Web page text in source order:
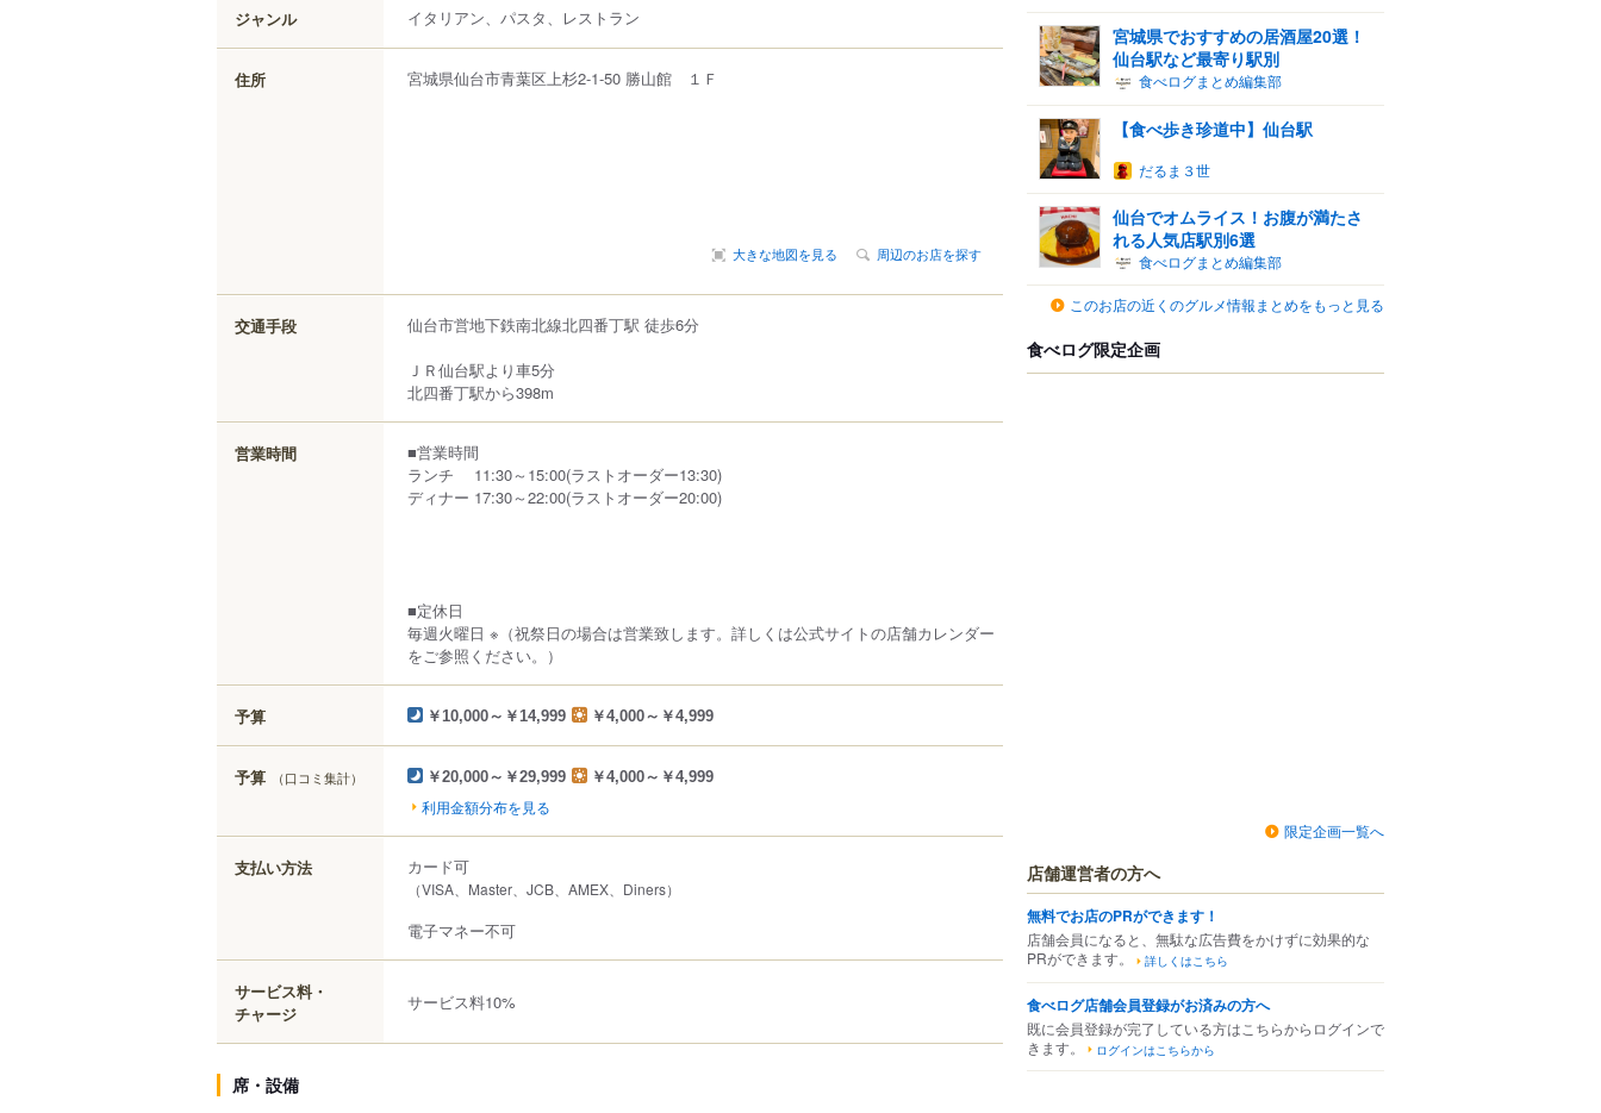
ジャンル イタリアン、パスタ、レストラン
住所 宮城県仙台市青葉区上杉2-1-50 勝山館 １Ｆ
大きな地図を見る 周辺のお店を探す
交通手段
仙台市営地下鉄南北線北四番丁駅 徒歩6分
ＪＲ仙台駅より車5分
北四番丁駅から398m
営業時間
■営業時間
ランチ 11:30～15:00(ラストオーダー13:30)
ディナー 17:30～22:00(ラストオーダー20:00)
■定休日
毎週火曜日 ※（祝祭日の場合は営業致します。詳しくは公式サイトの店舗カレンダー
をご参照ください。）
予算 ￥10,000～￥14,999 ￥4,000～￥4,999
予算 （口コミ集計） ￥20,000～￥29,999 ￥4,000～￥4,999
利用金額分布を見る
支払い方法 カード可
（VISA、Master、JCB、AMEX、Diners）
電子マネー不可
サービス料・
チャージ
サービス料10%
席・設備
宮城県でおすすめの居酒屋20選！
仙台駅など最寄り駅別
食べログまとめ編集部
【食べ歩き珍道中】仙台駅
だるま３世
仙台でオムライス！お腹が満たさ
れる人気店駅別6選
食べログまとめ編集部
このお店の近くのグルメ情報まとめをもっと見る
食べログ限定企画
限定企画一覧へ
店舗運営者の方へ
無料でお店のPRができます！
店舗会員になると、無駄な広告費をかけずに効果的な
PRができます。
詳しくはこちら
食べログ店舗会員登録がお済みの方へ
既に会員登録が完了している方はこちらからログインで
きます。
ログインはこちらから